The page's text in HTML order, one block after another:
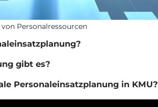
Personalressourcen
gibt es?
Personaleinsatzplanung in KMU?